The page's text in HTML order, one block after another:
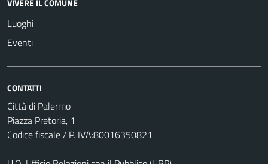
VIVERE IL COMUNE
Luoghi
Eventi
CONTATTI
Città di Palermo
Piazza Pretoria, 1
Codice fiscale / P. IVA:80016350821